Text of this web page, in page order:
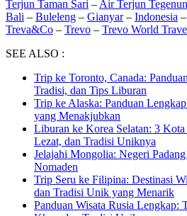
Terjun Taman Sari – Air Terjun
Bali – Buleleng – Gianyar– Indonesia –
Treva&Co – Trevo – Trevo World
SEE ALSO :
Trip ke Toronto, Canada:
Tradisi, dan Tips Liburan
Trip ke Alaska: Panduan
yang Menakjubkan
Liburan ke Korea Selatan: 3
Lezat, dan Tradisi Uniknya
Jelajahi Mongolia: Negeri
Nomaden
Trip Seru ke Filipina: Destinasi
dan Tradisi Unik yang Menarik
Panduan Wisata Rusia Lengkap: